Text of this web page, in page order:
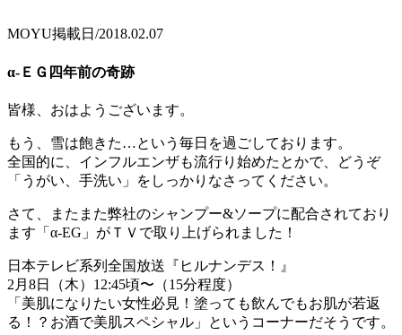
MOYU掲載日/2018.02.07
α-ＥＧ四年前の奇跡
皆様、おはようございます。
もう、雪は飽きた…という毎日を過ごしております。
全国的に、インフルエンザも流行り始めたとかで、どうぞ
「うがい、手洗い」をしっかりなさってください。
さて、またまた弊社のシャンプー&ソープに配合されており
ます「α-EG」がＴＶで取り上げられました！
日本テレビ系列全国放送『ヒルナンデス！』
2月8日（木）12:45頃〜（15分程度）
「美肌になりたい女性必見！塗っても飲んでもお肌が若返
る！？お酒で美肌スペシャル」というコーナーだそうです。